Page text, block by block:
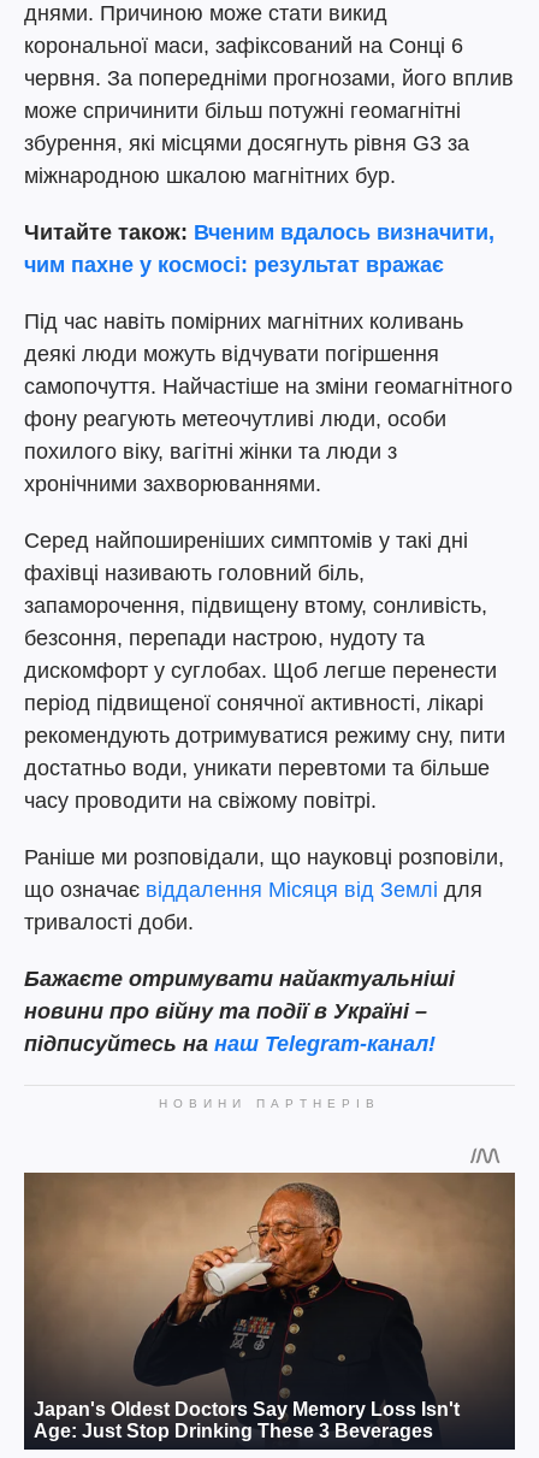
днями. Причиною може стати викид
корональної маси, зафіксований на Сонці 6
червня. За попередніми прогнозами, його вплив
може спричинити більш потужні геомагнітні
збурення, які місцями досягнуть рівня G3 за
міжнародною шкалою магнітних бур.
Читайте також: Вченим вдалось визначити,
чим пахне у космосі: результат вражає
Під час навіть помірних магнітних коливань
деякі люди можуть відчувати погіршення
самопочуття. Найчастіше на зміни геомагнітного
фону реагують метеочутливі люди, особи
похилого віку, вагітні жінки та люди з
хронічними захворюваннями.
Серед найпоширеніших симптомів у такі дні
фахівці називають головний біль,
запаморочення, підвищену втому, сонливість,
безсоння, перепади настрою, нудоту та
дискомфорт у суглобах. Щоб легше перенести
період підвищеної сонячної активності, лікарі
рекомендують дотримуватися режиму сну, пити
достатньо води, уникати перевтоми та більше
часу проводити на свіжому повітрі.
Раніше ми розповідали, що науковці розповіли,
що означає віддалення Місяця від Землі для
тривалості доби.
Бажаєте отримувати найактуальніші
новини про війну та події в Україні –
підписуйтесь на наш Telegram-канал!